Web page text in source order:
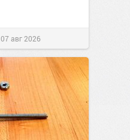
07 авг 2026